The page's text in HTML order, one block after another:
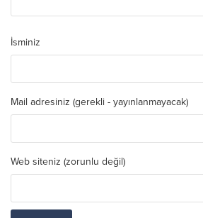
İsminiz
Mail adresiniz (gerekli - yayınlanmayacak)
Web siteniz (zorunlu değil)